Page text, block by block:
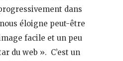
dans
éloigne peut-être
facile et un peu
du web ». C’est un